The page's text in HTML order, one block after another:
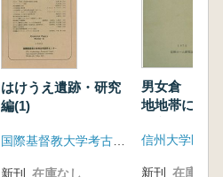
はけうえ遺跡・研究
編(1)
新刊 在庫なし
男女倉 黒耀
地地帯にお
新刊 在庫なし